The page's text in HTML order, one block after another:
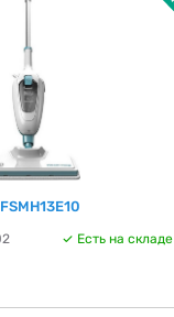
Есть на складе